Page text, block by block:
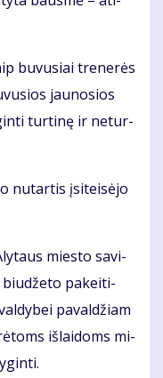
bu­vu­siai tre­ne­rės
jau­no­sios
tur­ti­nę ir ne­tur­
nu­tar­tis įsi­tei­sė­jo
mies­to sa­vi­
biu­dže­to pa­kei­ti­
pa­val­džiam
iš­lai­doms mi­